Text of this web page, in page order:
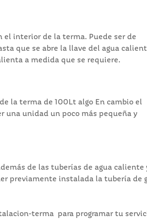
interior de la terma. Puede ser de
que se abre la llave del agua
a medida que se requiere.
la terma de 100Lt algo En cambio el
una unidad un poco más pequeña y
de las tuberías de agua caliente
previamente instalada la tubería de
terma para programar tu